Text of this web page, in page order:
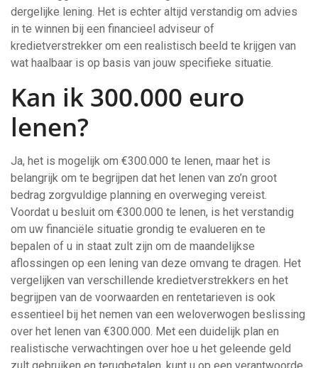
dergelijke lening. Het is echter altijd verstandig om advies
in te winnen bij een financieel adviseur of
kredietverstrekker om een realistisch beeld te krijgen van
wat haalbaar is op basis van jouw specifieke situatie.
Kan ik 300.000 euro
lenen?
Ja, het is mogelijk om €300.000 te lenen, maar het is
belangrijk om te begrijpen dat het lenen van zo’n groot
bedrag zorgvuldige planning en overweging vereist.
Voordat u besluit om €300.000 te lenen, is het verstandig
om uw financiële situatie grondig te evalueren en te
bepalen of u in staat zult zijn om de maandelijkse
aflossingen op een lening van deze omvang te dragen. Het
vergelijken van verschillende kredietverstrekkers en het
begrijpen van de voorwaarden en rentetarieven is ook
essentieel bij het nemen van een weloverwogen beslissing
over het lenen van €300.000. Met een duidelijk plan en
realistische verwachtingen over hoe u het geleende geld